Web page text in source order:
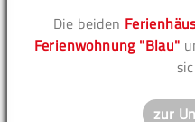
Die beiden
Ferienwohnung "Blau"
zur